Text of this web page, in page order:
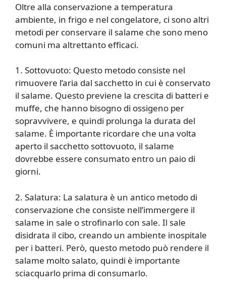
Oltre alla conservazione a temperatura
ambiente, in frigo e nel congelatore, ci sono altri
metodi per conservare il salame che sono meno
comuni ma altrettanto efficaci.
1. Sottovuoto: Questo metodo consiste nel
rimuovere l’aria dal sacchetto in cui è conservato
il salame. Questo previene la crescita di batteri e
muffe, che hanno bisogno di ossigeno per
sopravvivere, e quindi prolunga la durata del
salame. È importante ricordare che una volta
aperto il sacchetto sottovuoto, il salame
dovrebbe essere consumato entro un paio di
giorni.
2. Salatura: La salatura è un antico metodo di
conservazione che consiste nell’immergere il
salame in sale o strofinarlo con sale. Il sale
disidrata il cibo, creando un ambiente inospitale
per i batteri. Però, questo metodo può rendere il
salame molto salato, quindi è importante
sciacquarlo prima di consumarlo.